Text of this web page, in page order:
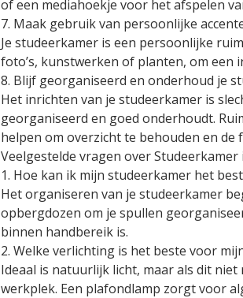
of een mediahoekje voor het afspelen
7. Maak gebruik van persoonlijke
Je studeerkamer is een persoonlijke
foto’s, kunstwerken of planten, om een
8. Blijf georganiseerd en onderhoud je
Het inrichten van je studeerkamer is
georganiseerd en goed onderhoudt.
helpen om overzicht te behouden en de
Veelgestelde vragen over
1. Hoe kan ik mijn studeerkamer het
Het organiseren van je studeerkamer
opbergdozen om je spullen
binnen handbereik is.
2. Welke verlichting is het beste voor
Ideaal is natuurlijk licht, maar als dit
werkplek. Een plafondlamp zorgt voor